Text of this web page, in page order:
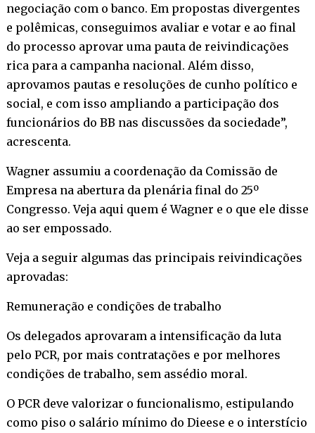
negociação com o banco. Em propostas divergentes
e polêmicas, conseguimos avaliar e votar e ao final
do processo aprovar uma pauta de reivindicações
rica para a campanha nacional. Além disso,
aprovamos pautas e resoluções de cunho político e
social, e com isso ampliando a participação dos
funcionários do BB nas discussões da sociedade”,
acrescenta.
Wagner assumiu a coordenação da Comissão de
Empresa na abertura da plenária final do 25º
Congresso. Veja aqui quem é Wagner e o que ele disse
ao ser empossado.
Veja a seguir algumas das principais reivindicações
aprovadas:
Remuneração e condições de trabalho
Os delegados aprovaram a intensificação da luta
pelo PCR, por mais contratações e por melhores
condições de trabalho, sem assédio moral.
O PCR deve valorizar o funcionalismo, estipulando
como piso o salário mínimo do Dieese e o interstício